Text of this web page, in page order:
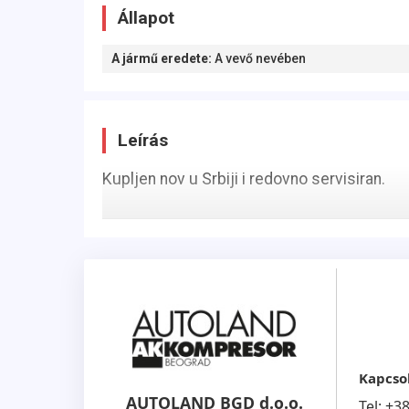
Állapot
A jármű eredete: A vevő nevében
Leírás
Kupljen nov u Srbiji i redovno servisiran.
AUTOLAND BGD d.o.o.